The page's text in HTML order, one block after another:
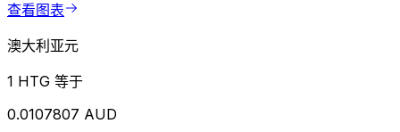
查看图表
澳大利亚元
1 HTG 等于
0.0107807 AUD